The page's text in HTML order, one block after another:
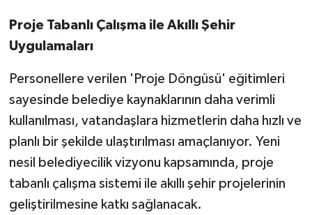
Proje Tabanlı Çalışma ile Akıllı Şehir
Uygulamaları
Personellere verilen 'Proje Döngüsü' eğitimleri
sayesinde belediye kaynaklarının daha verimli
kullanılması, vatandaşlara hizmetlerin daha hızlı ve
planlı bir şekilde ulaştırılması amaçlanıyor. Yeni
nesil belediyecilik vizyonu kapsamında, proje
tabanlı çalışma sistemi ile akıllı şehir projelerinin
geliştirilmesine katkı sağlanacak.